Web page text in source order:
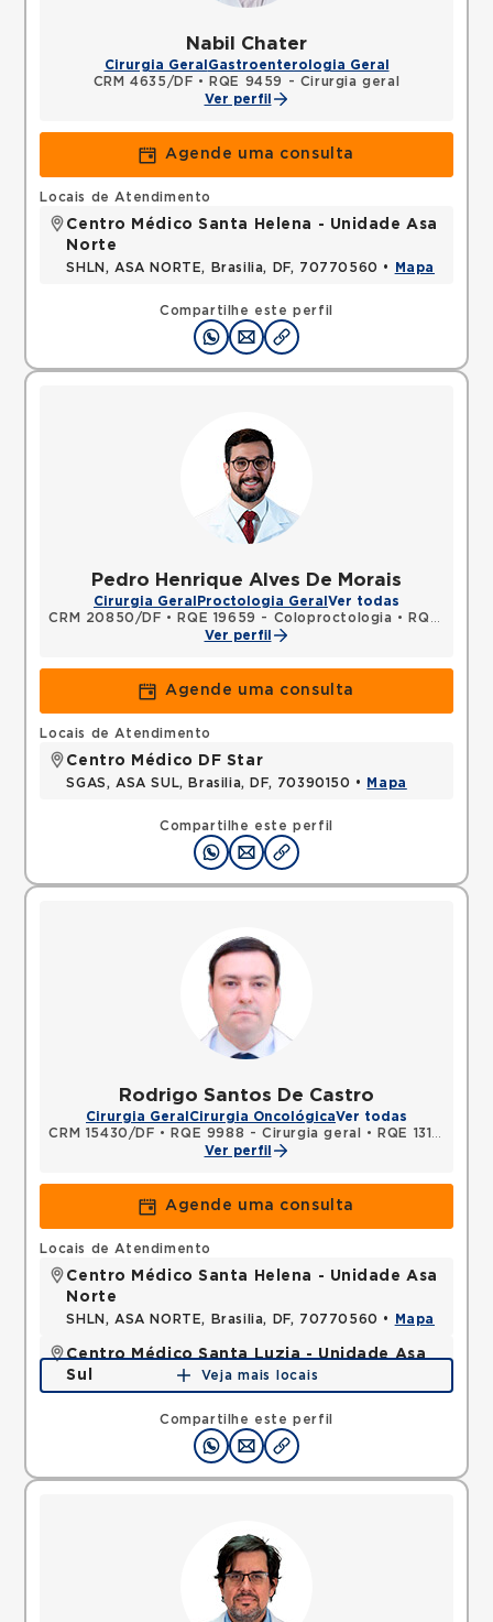
Nabil Chater
Cirurgia Geral Gastroenterologia Geral
CRM 4635/DF •
RQE 9459 - Cirurgia geral
Ver perfil
Agende uma consulta
Compartilhe este perfil
Locais de Atendimento
Centro Médico Santa Helena - Unidade Asa
Norte
SHLN, ASA NORTE, Brasilia, DF, 70770560 • Mapa
Pedro Henrique Alves De Morais
Cirurgia Geral Proctologia Geral Ver todas
CRM 20850/DF • RQE 19659 - Coloproctologia •
RQE 19660 - Cirurgia geral
Ver perfil
Agende uma consulta
Compartilhe este perfil
Locais de Atendimento
Centro Médico DF Star
SGAS, ASA SUL, Brasilia, DF, 70390150 • Mapa
Rodrigo Santos De Castro
Cirurgia Geral Cirurgia OncológicaVer todas
CRM 15430/DF • RQE 9988 - Cirurgia geral •
RQE 13194 - Cancerologia/cancerologia cirúrgica
Ver perfil
Agende uma consulta
Compartilhe este perfil
Locais de Atendimento
Centro Médico Santa Helena - Unidade Asa
Norte
SHLN, ASA NORTE, Brasilia, DF, 70770560 • Mapa
Centro Médico Santa Luzia - Unidade Asa
Sul
SHLS, ASA SUL, Brasilia, DF, 70390903 •Mapa
Veja mais locais